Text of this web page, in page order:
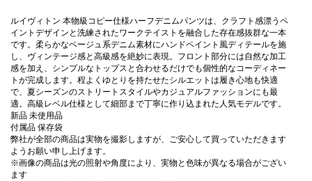
ルイヴィトン 本物級コピー仕様ハーフデニムパンツは、クラフト感漂うペ
イントデザインと洗練されたワークテイストを融合した存在感抜群な一本
です。柔らかなベージュ系デニム素材にハンドペイント風ディテールを施
し、ヴィンテージ感と高級感を絶妙に表現。フロント部分には自然な加工
感を加え、シンプルなトップスと合わせるだけでも個性的なコーディネー
トが完成します。程よくゆとりを持たせたシルエットは履き心地も快適
で、夏シーズンのストリートスタイルやカジュアルファッションにも最
適。高級レベル仕様として細部まで丁寧に作り込まれた人気モデルです。
新品 未使用品
付属品 保存袋
弊社が全部の商品は実物を撮影しますが、ご安心して買っていただきます
ようお願い申し上げます。
※画像の商品は光の照射や角度により、実物と色味が異なる場合がござい
ます